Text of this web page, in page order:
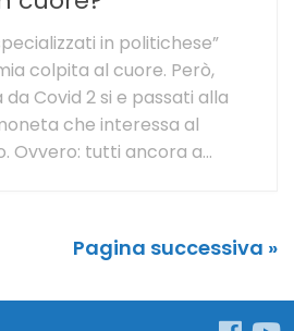
in politichese”
colpita al cuore. Però,
Covid 2 si e passati alla
che interessa al
Ovvero: tutti ancora a...
Pagina successiva »